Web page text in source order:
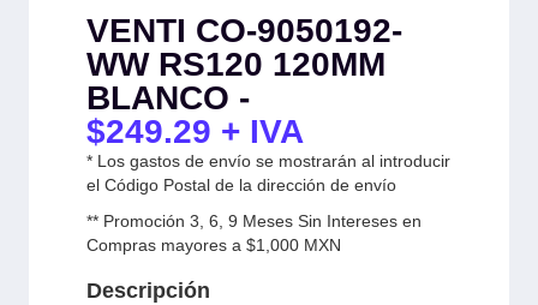
VENTI CO-9050192-
WW RS120 120MM
BLANCO -
$249.29 + IVA
* Los gastos de envío se mostrarán al introducir
el Código Postal de la dirección de envío
** Promoción 3, 6, 9 Meses Sin Intereses en
Compras mayores a $1,000 MXN
Descripción